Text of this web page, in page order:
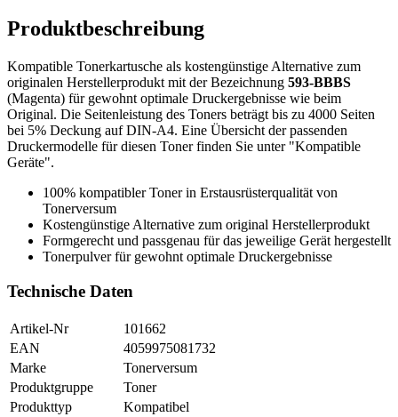
Produktbeschreibung
Kompatible Tonerkartusche als kostengünstige Alternative zum
originalen Herstellerprodukt mit der Bezeichnung 593-BBBS
(Magenta) für gewohnt optimale Druckergebnisse wie beim
Original. Die Seitenleistung des Toners beträgt bis zu 4000 Seiten
bei 5% Deckung auf DIN-A4. Eine Übersicht der passenden
Druckermodelle für diesen Toner finden Sie unter "Kompatible
Geräte".
100% kompatibler Toner in Erstausrüsterqualität von
Tonerversum
Kostengünstige Alternative zum original Herstellerprodukt
Formgerecht und passgenau für das jeweilige Gerät hergestellt
Tonerpulver für gewohnt optimale Druckergebnisse
Technische Daten
Artikel-Nr
101662
EAN
4059975081732
Marke
Tonerversum
Produktgruppe
Toner
Produkttyp
Kompatibel